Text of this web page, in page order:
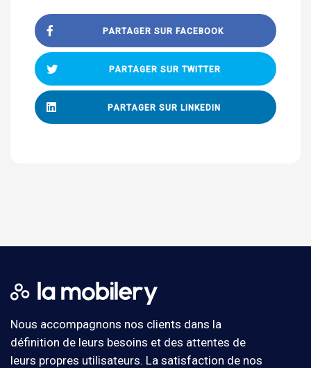
PARTAGER SUR FACEBOOK
PARTAGER SUR TWITTER
PARTAGER SUR LINKEDIN
Nous accompagnons nos clients dans la
définition de leurs besoins et des attentes de
leurs propres utilisateurs. La satisfaction de nos